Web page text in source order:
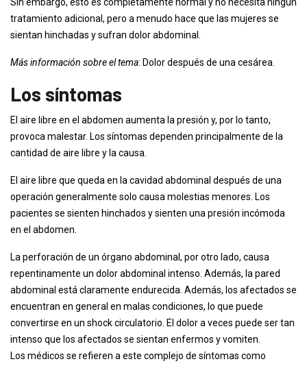
tratamiento adicional, pero a menudo hace que las mujeres se
sientan hinchadas y sufran dolor abdominal.
Más información sobre el tema: Dolor después de una cesárea.
Los síntomas
El aire libre en el abdomen aumenta la presión y, por lo tanto,
provoca malestar. Los síntomas dependen principalmente de la
cantidad de aire libre y la causa.
El aire libre que queda en la cavidad abdominal después de una
operación generalmente solo causa molestias menores. Los
pacientes se sienten hinchados y sienten una presión incómoda
en el abdomen.
La perforación de un órgano abdominal, por otro lado, causa
repentinamente un dolor abdominal intenso. Además, la pared
abdominal está claramente endurecida. Además, los afectados se
encuentran en general en malas condiciones, lo que puede
convertirse en un shock circulatorio. El dolor a veces puede ser tan
intenso que los afectados se sientan enfermos y vomiten.
Los médicos se refieren a este complejo de síntomas como